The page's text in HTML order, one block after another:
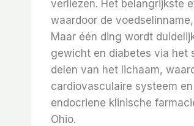
verliezen. Het belangrijkste
waardoor de
Maar één ding wordt
gewicht en diabetes via het
delen van het lichaam,
cardiovasculaire systeem
endocriene klinische
Ohio.